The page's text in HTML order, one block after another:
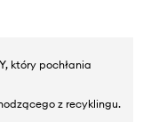
który pochłania
z recyklingu.